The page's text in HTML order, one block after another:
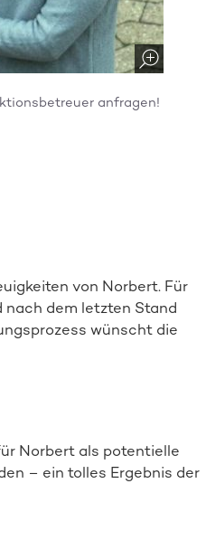
anfragen!
von Norbert. Für
nach dem letzten Stand
wünscht die
Norbert als potentielle
– ein tolles Ergebnis der